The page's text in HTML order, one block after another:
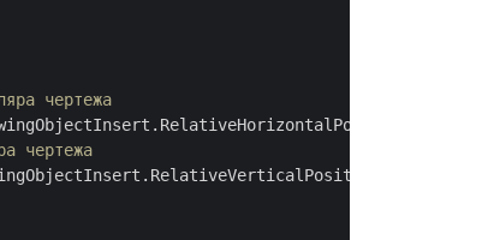
чертежа
чертежа